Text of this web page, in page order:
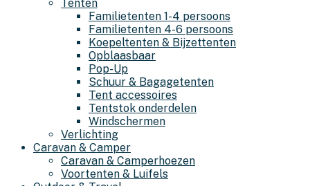
Tenten
Familietenten 1-4 persoons
Familietenten 4-6 persoons
Koepeltenten & Bijzettenten
Opblaasbaar
Pop-Up
Schuur & Bagagetenten
Tent accessoires
Tentstok onderdelen
Windschermen
Verlichting
Caravan & Camper
Caravan & Camperhoezen
Voortenten & Luifels